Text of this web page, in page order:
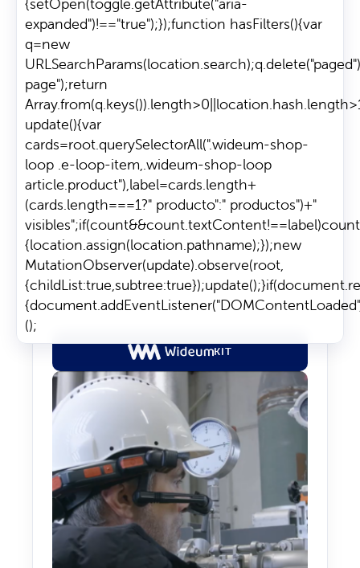
{setOpen(toggle.getAttribute("aria-
expanded")!=="true");});function hasFilters(){var
q=new
page");return
update(){var
cards=root.querySelectorAll(".wideum-shop-
loop .e-loop-item,.wideum-shop-loop
article.product"),label=cards.length+
(cards.length===1?" producto":" productos")+"
{location.assign(location.pathname);});new
MutationObserver(update).observe(root,
();
KIT